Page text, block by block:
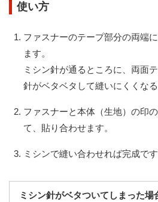
使い方
ファスナーのテープ部分の両端
ます。
ミシン針が通るところに、両面
針がベタベタして縫いにくくな
ファスナーと本体（生地）の印
て、貼り合わせます。
ミシンで縫い合わせれば完成です
ミシン針がベタついてしまった場